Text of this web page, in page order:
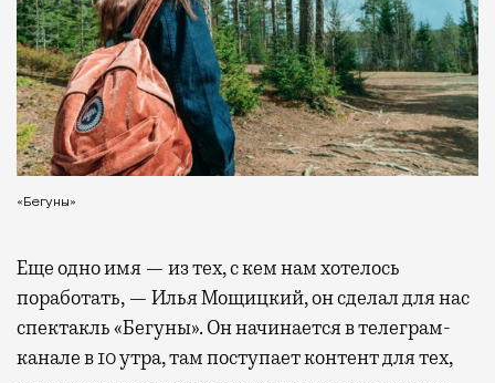
«Бегуны»
Еще одно имя — из тех, с кем нам хотелось
поработать, — Илья Мощицкий, он сделал для нас
спектакль «Бегуны». Он начинается в телеграм-
канале в 10 утра, там поступает контент для тех,